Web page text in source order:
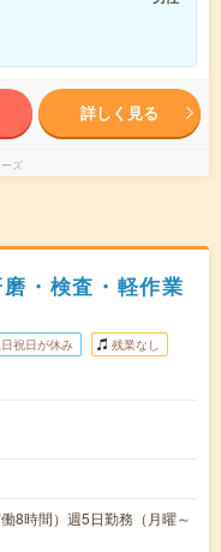
詳しく見る
ズ
・検査・軽作業
日祝日が休み 残業なし
8時間）週5日勤務（月曜～